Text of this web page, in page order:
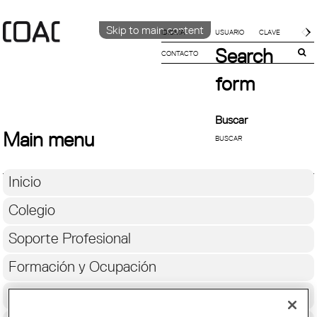
Skip to main content
IDIOMA
CATALÀ
CONTACTO
Search
form
Buscar
Main menu
Inicio
Colegio
Soporte Profesional
Formación y Ocupación
Cultura